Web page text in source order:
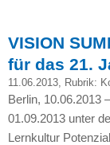
VISION
für das 21.
11.06.2013, Rubrik:
Berlin, 10.06.2013
01.09.2013 unter
Lernkultur